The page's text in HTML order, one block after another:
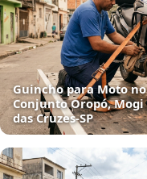
Guincho para Moto no
Conjunto Oropó, Mogi
das Cruzes‑SP